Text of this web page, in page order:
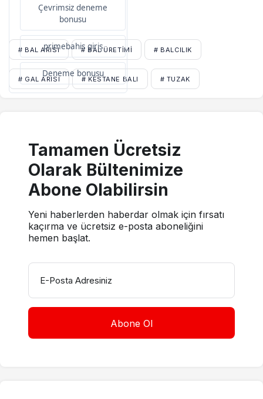
Çevrimsiz deneme
bonusu
primebahis giriş
Deneme bonusu
# BAL ARISI # BAL ÜRETIMI # BALCILIK
# GAL ARISI # KESTANE BALI # TUZAK
Tamamen Ücretsiz
Olarak Bültenimize
Abone Olabilirsin
Yeni haberlerden haberdar olmak için fırsatı
kaçırma ve ücretsiz e-posta aboneliğini
hemen başlat.
E-Posta Adresiniz